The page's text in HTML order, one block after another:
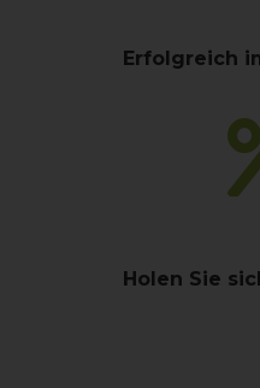
Erfolgreich
Holen Sie